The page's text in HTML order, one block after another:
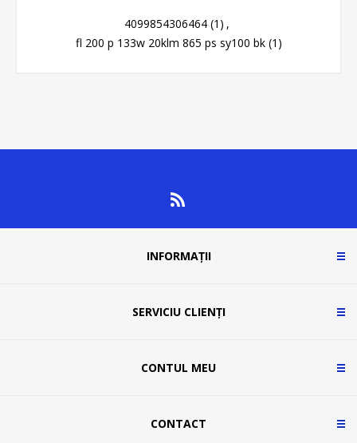
4099854306464 (1) ,
fl 200 p 133w 20klm 865 ps sy100 bk (1)
INFORMAȚII
SERVICIU CLIENȚI
CONTUL MEU
CONTACT